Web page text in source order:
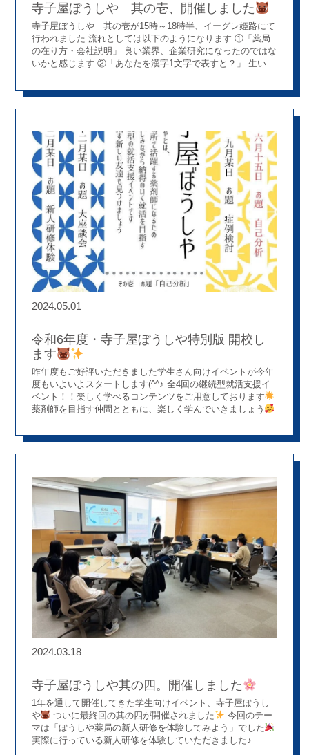
寺子屋ぼうしや 其の壱、開催しました
寺子屋ぼうしや 其の壱が15時～18時半、イーグレ姫路にて
行われました 流れとしては以下のようになります ①「薬局
の在り方・会社説明」 良い業界、企業研究になったのではな
いかと感じます ②「あなたを漢字1文字で表すと？」 生い立
フ3名も加わり、同じ漢字でも意味が異なってたり…で12個
ートで行った自己分析ワーク「mitsucari」を使った個人ワー
ク mitsucariの結果から分かったことを、キーワードとして書
き出したり、強み・こだわりある価値観を具体的なエピソー
ドを交えて発表共有しました 自己分析の大切さがよくわかる
内容でした。スタッフも自己分析をしたくなりました（笑）
④社長による挨拶 お話の中での「こだわりある価値観は今ま
でに形成されてきたものだから就活によって大きく変わるこ
とはない。だから大事なポイントになる。」が印象的でした
⑤交流会・撮影会 最初は緊張感が漂っていましたが、徐々に
和み最終的には和気あいあいとした雰囲気の中で、楽しく取
り組まれていました 上の写真のように、皆さま3時間半の中
で一番良い表情をされており、撮影側も嬉しかったです！そ
して…寺子屋の「T」文字が、ここで誕生しました（笑） 最
後に学生さんから嬉しいお言葉をいただきました！ ・ 全体
で発表することもあったので、他のみんなの考え方など参考
自己のことを知れて違う大学の薬学生さんの仲間が出来、嬉
しかったです ・ 自己分析することで、自分のことを客観的
に見つめ直せて就活の参考になったので。何より、アットホ
ームな雰囲気がすごく気持ちよかったです 以上より、学生
さんにとってもスタッフにとっても有意義なイベントになっ
たのではないかと思います 次回は９月ごろの予定です！お楽
しみに～
2024.05.01
令和6年度・寺子屋ぼうしや特別版 開校し
ます
昨年度もご好評いただきました学生さん向けイベントが今年
度もいよいよスタートします(^^♪ 全4回の継続型就活支援イ
ベント！！楽しく学べるコンテンツをご用意しております
薬剤師を目指す仲間とともに、楽しく学んでいきましょう
ーンシップ情報一覧の『寺子屋ぼうしや特別版その壱』のバ
2024.03.18
寺子屋ぼうしや其の四。開催しました
1年を通して開催してきた学生向けイベント、寺子屋ぼうし
や
ついに最終回の其の四が開催されました
今回のテー
マは「ぼうしや薬局の新人研修を体験してみよう」でした
実際に行っている新人研修を体験していただきました♪ 新